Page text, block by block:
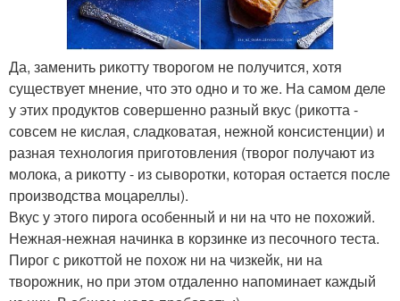
Да, заменить рикотту творогом не получится, хотя
существует мнение, что это одно и то же. На самом деле
у этих продуктов совершенно разный вкус (рикотта -
совсем не кислая, сладковатая, нежной консистенции) и
разная технология приготовления (творог получают из
молока, а рикотту - из сыворотки, которая остается после
производства моцареллы).
Вкус у этого пирога особенный и ни на что не похожий.
Нежная-нежная начинка в корзинке из песочного теста.
Пирог с рикоттой не похож ни на чизкейк, ни на
творожник, но при этом отдаленно напоминает каждый